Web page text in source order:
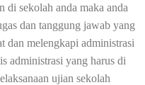
di sekolah anda maka anda
dan tanggung jawab yang
dan melengkapi administrasi
administrasi yang harus di
ujian sekolah